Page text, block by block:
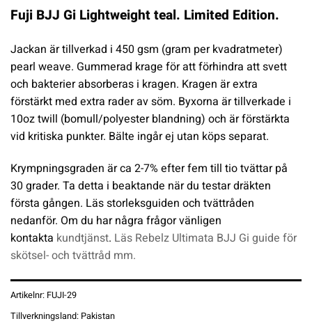
Fuji BJJ Gi Lightweight teal. Limited Edition.
Jackan är tillverkad i 450 gsm (gram per kvadratmeter)
pearl weave. Gummerad krage för att förhindra att svett
och bakterier absorberas i kragen. Kragen är extra
förstärkt med extra rader av söm. Byxorna är tillverkade i
10oz twill (bomull/polyester blandning) och är förstärkta
vid kritiska punkter. Bälte ingår ej utan köps separat.
Krympningsgraden är ca 2-7% efter fem till tio tvättar på
30 grader. Ta detta i beaktande när du testar dräkten
första gången. Läs storleksguiden och tvättråden
nedanför. Om du har några frågor vänligen
kontakta kundtjänst. Läs Rebelz Ultimata BJJ Gi guide för
skötsel- och tvättråd mm.
Artikelnr: FUJI-29
Tillverkningsland: Pakistan